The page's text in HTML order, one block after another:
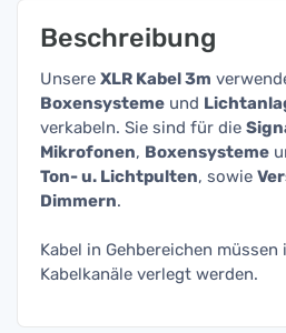
Beschreibung
Unsere XLR Kabel 3m
Boxensysteme und
verkabeln. Sie sind für die
Mikrofonen, Boxensysteme
Ton- u. Lichtpulten, sowie
Dimmern.
Kabel in Gehbereichen müssen
Kabelkanäle verlegt werden.